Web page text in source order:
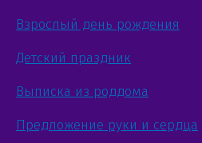
Взрослый день рождения
Детский праздник
Выписка из роддома
Предложение руки и сердца